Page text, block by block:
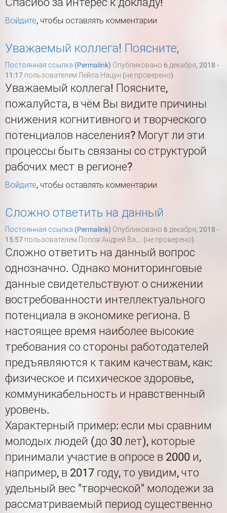
Войдите, чтобы оставлять комментарии
Уважаемый коллега! Поясните,
Постоянная ссылка (Permalink) Опубликовано 6 декабря, 2018 -
11:17 пользователем Лейла Нацун (не проверено)
Уважаемый коллега! Поясните,
пожалуйста, в чём Вы видите причины
снижения когнитивного и творческого
потенциалов населения? Могут ли эти
процессы быть связаны со структурой
рабочих мест в регионе?
Войдите, чтобы оставлять комментарии
Сложно ответить на данный
Постоянная ссылка (Permalink) Опубликовано 6 декабря, 2018 -
15:57 пользователем Попов Андрей Ва... (не проверено)
Сложно ответить на данный вопрос
однозначно. Однако мониторинговые
данные свидетельствуют о снижении
востребованности интеллектуального
потенциала в экономике региона. В
настоящее время наиболее высокие
требования со стороны работодателей
предъявляются к таким качествам, как:
физическое и психическое здоровье,
коммуникабельность и нравственный
уровень.
Характерный пример: если мы сравним
молодых людей (до 30 лет), которые
принимали участие в опросе в 2000 и,
например, в 2017 году, то увидим, что
удельный вес "творческой" молодежи за
рассматриваемый период существенно